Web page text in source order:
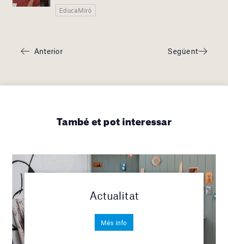
EducaMiró
Anterior Següent
També et pot interessar
Actualitat
Més info